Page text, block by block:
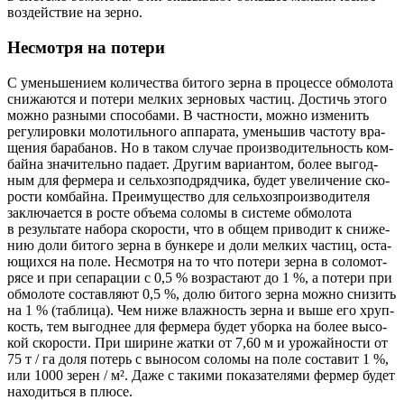
воз­дей­ствие на зерно.
Несмотря на потери
С умень­ше­ни­ем коли­че­ства бито­го зер­на в про­цес­се обмо­ло­та
сни­жа­ют­ся и поте­ри мел­ких зер­но­вых частиц. Достичь это­го
мож­но раз­ны­ми спо­со­ба­ми. В част­но­сти, мож­но изме­нить
регу­ли­ров­ки моло­тиль­но­го аппа­ра­та, умень­шив часто­ту вра­
ще­ния бара­ба­нов. Но в таком слу­чае про­из­во­ди­тель­ность ком­
бай­на зна­чи­тель­но пада­ет. Дру­гим вари­ан­том, более выгод­
ным для фер­ме­ра и сель­хоз­под­ряд­чи­ка, будет уве­ли­че­ние ско­
ро­сти ком­бай­на. Пре­иму­ще­ство для сель­хоз­про­из­во­ди­те­ля
заклю­ча­ет­ся в росте объ­е­ма соло­мы в систе­ме обмо­ло­та
в резуль­та­те набо­ра ско­ро­сти, что в общем при­во­дит к сни­же­
нию доли бито­го зер­на в бун­ке­ре и доли мел­ких частиц, оста­
ю­щих­ся на поле. Несмот­ря на то что поте­ри зер­на в соло­мот­
ря­се и при сепа­ра­ции с 0,5 % воз­рас­та­ют до 1 %, а поте­ри при
обмо­ло­те состав­ля­ют 0,5 %, долю бито­го зер­на мож­но сни­зить
на 1 % (таб­ли­ца). Чем ниже влаж­ность зер­на и выше его хруп­
кость, тем выгод­нее для фер­ме­ра будет убор­ка на более высо­
кой ско­ро­сти. При ширине жат­ки от 7,60 м и уро­жай­но­сти от
75 т / га доля потерь с выно­сом соло­мы на поле соста­вит 1 %,
или 1000 зерен / м². Даже с таки­ми пока­за­те­ля­ми фер­мер будет
нахо­дить­ся в плюсе.